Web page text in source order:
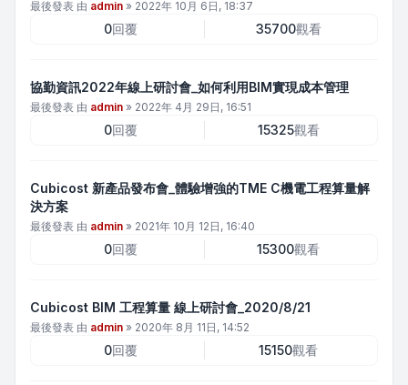
最後發表 由 admin » 2022年 10月 6日, 18:37
0回覆 35700觀看
協勤資訊2022年線上研討會_如何利用BIM實現成本管理
最後發表 由 admin » 2022年 4月 29日, 16:51
0回覆 15325觀看
Cubicost 新產品發布會_體驗增強的TME C機電工程算量解
決方案
最後發表 由 admin » 2021年 10月 12日, 16:40
0回覆 15300觀看
Cubicost BIM 工程算量 線上研討會_2020/8/21
最後發表 由 admin » 2020年 8月 11日, 14:52
0回覆 15150觀看